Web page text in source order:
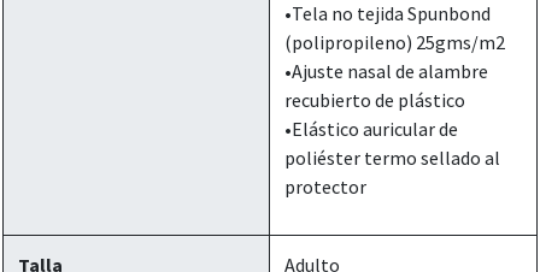
•Tela no tejida Spunbond
(polipropileno) 25gms/m2
•Ajuste nasal de alambre
recubierto de plástico
•Elástico auricular de
poliéster termo sellado al
protector
Talla Adulto